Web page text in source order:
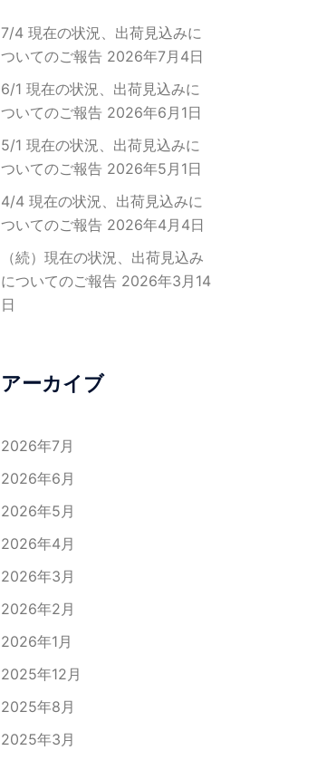
7/4 現在の状況、出荷見込みに
ついてのご報告 2026年7月4日
6/1 現在の状況、出荷見込みに
ついてのご報告 2026年6月1日
5/1 現在の状況、出荷見込みに
ついてのご報告 2026年5月1日
4/4 現在の状況、出荷見込みに
ついてのご報告 2026年4月4日
（続）現在の状況、出荷見込み
についてのご報告 2026年3月14
日
アーカイブ
2026年7月
2026年6月
2026年5月
2026年4月
2026年3月
2026年2月
2026年1月
2025年12月
2025年8月
2025年3月